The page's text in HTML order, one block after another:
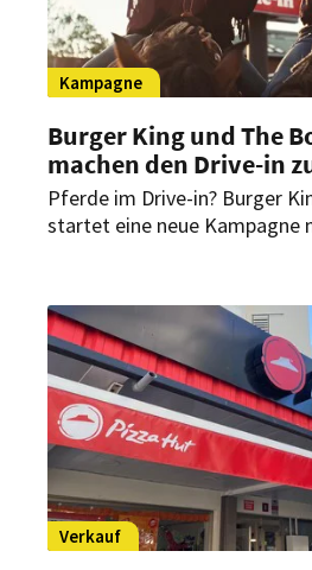
Kampagne
Burger King und The
machen den Drive-in
Pferde im Drive-in? Burger
startet eine neue Kampagne
Verkauf